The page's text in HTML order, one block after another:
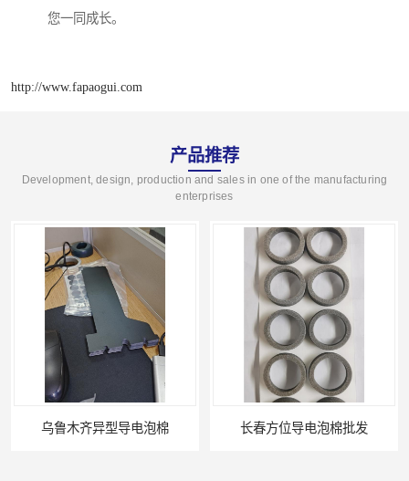
您一同成长。
http://www.fapaogui.com
产品推荐
Development, design, production and sales in one of the manufacturing
enterprises
乌鲁木齐异型导电泡棉 长春方位导电泡棉批发